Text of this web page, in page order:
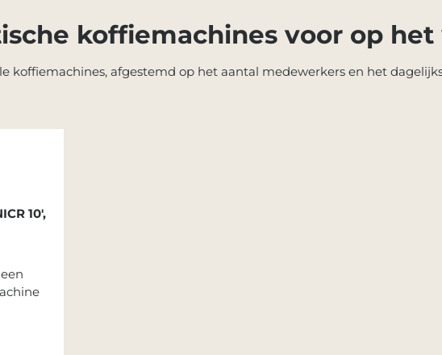
koffiemachines voor op
koffiemachines, afgestemd op het aantal medewerkers en het
10',